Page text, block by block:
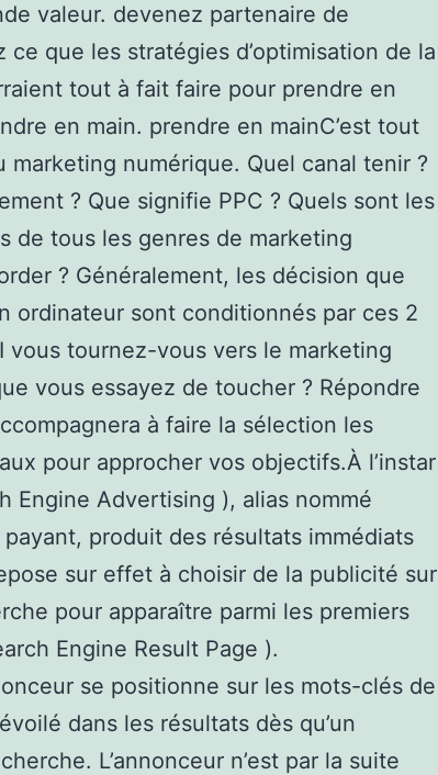
valeur. devenez partenaire de
que les stratégies d’optimisation de la
tout à fait faire pour prendre en
en main. prendre en mainC’est tout
marketing numérique. Quel canal tenir ?
? Que signifie PPC ? Quels sont les
de tous les genres de marketing
? Généralement, les décision que
ordinateur sont conditionnés par ces 2
vous tournez-vous vers le marketing
vous essayez de toucher ? Répondre
à faire la sélection les
pour approcher vos objectifs.À l’instar
Engine Advertising ), alias nommé
produit des résultats immédiats
sur effet à choisir de la publicité sur
pour apparaître parmi les premiers
Engine Result Page ).
se positionne sur les mots-clés de
dans les résultats dès qu’un
L’annonceur n’est par la suite